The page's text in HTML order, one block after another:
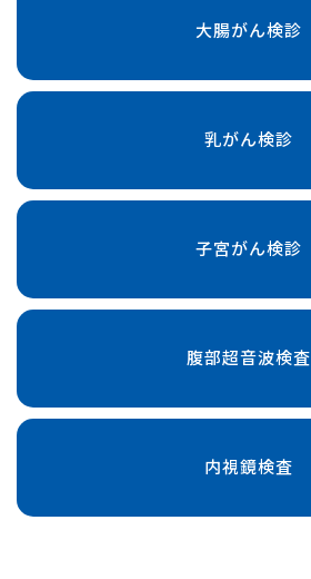
大腸がん検診
乳がん検診
子宮がん検診
腹部超音波検査
内視鏡検査